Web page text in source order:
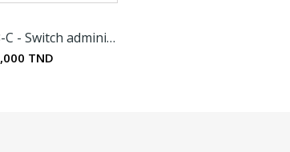
BDCOM S2528-C - Switch administrable 24 ports...
TND